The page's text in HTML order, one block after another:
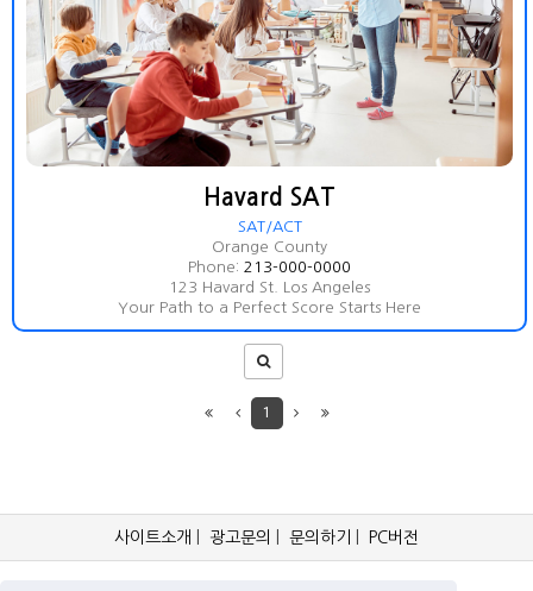
Havard SAT
SAT/ACT
Orange County
Phone: 213-000-0000
123 Havard St. Los Angeles
Your Path to a Perfect Score Starts Here
1
사이트소개 광고문의 문의하기 PC버전